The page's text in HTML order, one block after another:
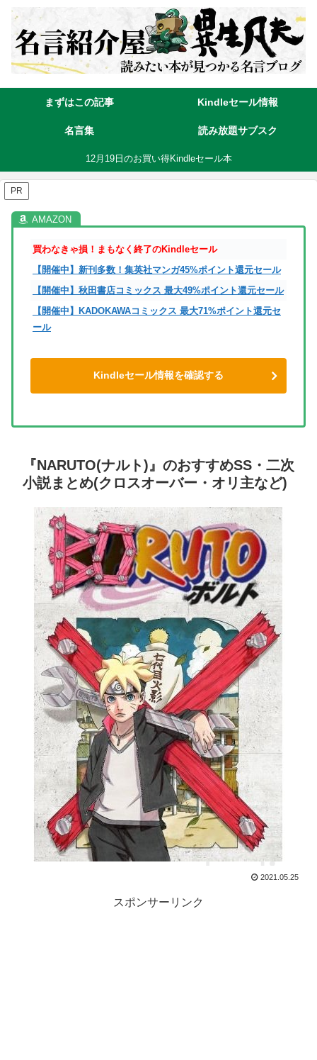
まずはこの記事 Kindleセール情報
名言集 読み放題サブスク
12月19日のお買い得Kindleセール本
PR
買わなきゃ損！まもなく終了のKindleセール
【開催中】新刊多数！集英社マンガ45%ポイント還元セール
【開催中】秋田書店コミックス 最大49%ポイント還元セール
【開催中】KADOKAWAコミックス 最大71%ポイント還元セ
ール
Kindleセール情報を確認する
『NARUTO(ナルト)』のおすすめSS・二次
小説まとめ(クロスオーバー・オリ主など)
2021.05.25
スポンサーリンク